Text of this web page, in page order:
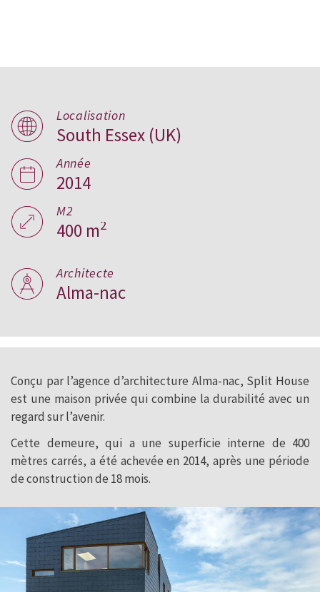
Split House, Royaume-Uni
Localisation
South Essex (UK)
Année
2014
M2
400 m2
Architecte
Alma-nac
Conçu par l’agence d’architecture Alma-nac, Split House
est une maison privée qui combine la durabilité avec un
regard sur l’avenir.
Cette demeure, qui a une superficie interne de 400
mètres carrés, a été achevée en 2014, après une période
de construction de 18 mois.